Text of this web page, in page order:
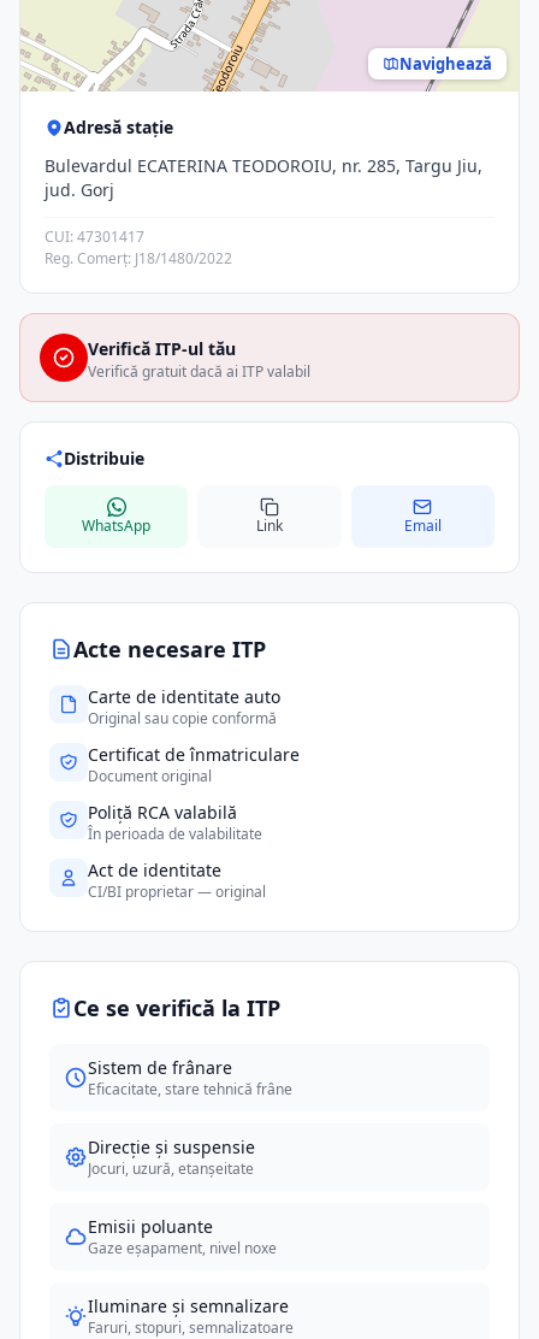
Acte necesare ITP
Carte de identitate auto
Original sau copie conformă
Certificat de înmatriculare
Document original
Poliță RCA valabilă
În perioada de valabilitate
Act de identitate
CI/BI proprietar — original
Ce se verifică la ITP
Sistem de frânare
Eficacitate, stare tehnică frâne
Direcție și suspensie
Jocuri, uzură, etanșeitate
Emisii poluante
Gaze eșapament, nivel noxe
Iluminare și semnalizare
Faruri, stopuri, semnalizatoare
Navighează
Adresă stație
Bulevardul ECATERINA TEODOROIU, nr. 285, Targu Jiu,
jud. Gorj
CUI: 47301417
Reg. Comerț: J18/1480/2022
Verifică ITP-ul tău
Verifică gratuit dacă ai ITP valabil
Distribuie
WhatsApp Link Email